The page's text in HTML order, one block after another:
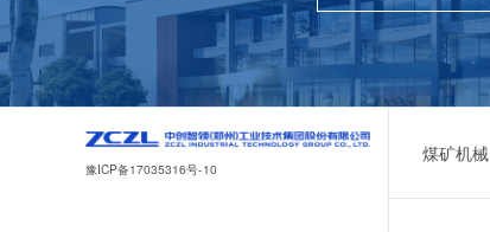
豫ICP备17035316号-10
煤矿机械